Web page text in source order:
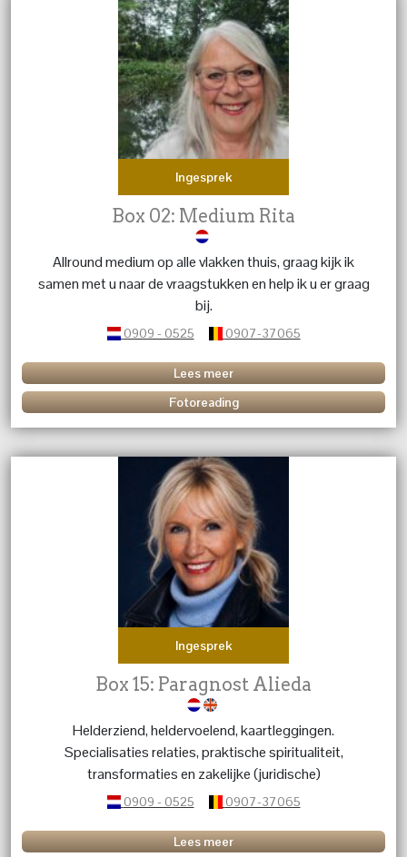
traumaheling, met aandacht voor hun welzijn, balans en
innerlijke rust.
Ingesprek
Box 02: Medium Rita
Allround medium op alle vlakken thuis, graag kijk ik
samen met u naar de vraagstukken en help ik u er graag
bij.
0909 - 0525 0907-37065
Lees meer
Fotoreading
Ingesprek
Box 15: Paragnost Alieda
Helderziend, heldervoelend, kaartleggingen.
Specialisaties relaties, praktische spiritualiteit,
transformaties en zakelijke (juridische)
aangelegenheden.
0909 - 0525 0907-37065
Lees meer